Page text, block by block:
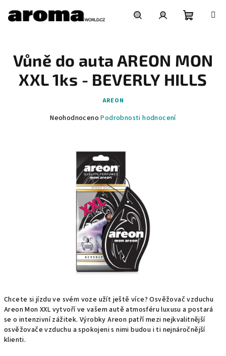
obsah
košík
Chcete si jízdu ve svém voze užít ještě více? Osvěžovač vzduchu
Areon Mon XXL vytvoří ve vašem autě atmosféru luxusu a postará
se o intenzivní zážitek. Výrobky Areon patří mezi nejkvalitnější
osvěžovače vzduchu a spokojeni s nimi budou i ti nejnáročnější
klienti.
Vůně do auta AREON MON
XXL 1ks - BEVERLY HILLS
AREON
Průměrné
hvězdiček.
Neohodnoceno Podrobnosti hodnocení